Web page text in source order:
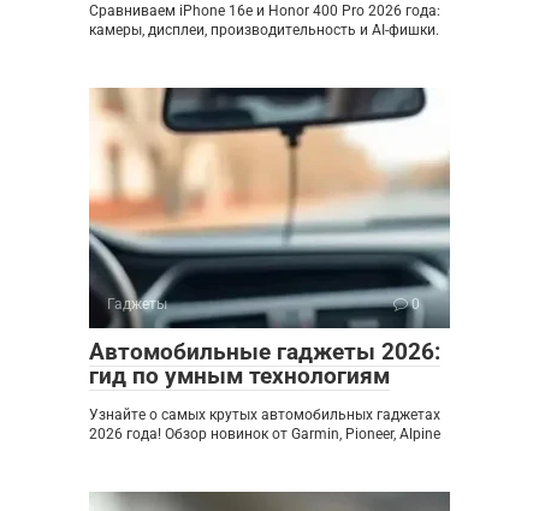
Сравниваем iPhone 16e и Honor 400 Pro 2026 года:
камеры, дисплеи, производительность и AI-фишки.
Гаджеты 0
Автомобильные гаджеты 2026:
гид по умным технологиям
Узнайте о самых крутых автомобильных гаджетах
2026 года! Обзор новинок от Garmin, Pioneer, Alpine